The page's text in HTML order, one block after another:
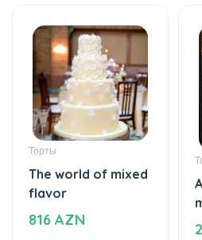
Торты
The world of mixed
flavor
816 AZN